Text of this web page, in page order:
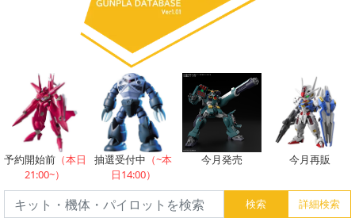
予約開始前（本日
21:00~）
抽選受付中 （~本
日14:00）
今月発売 今月再販